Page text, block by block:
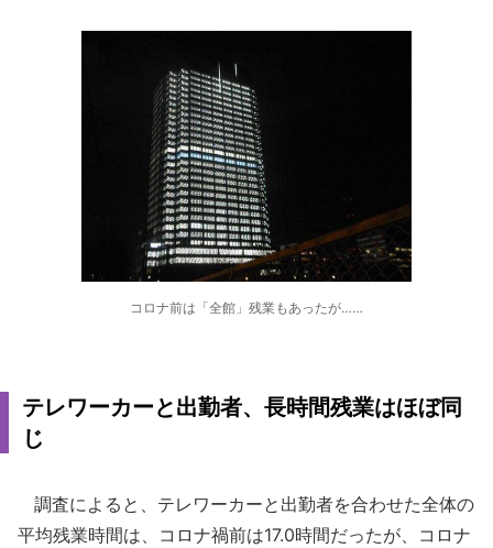
コロナ前は「全館」残業もあったが……
テレワーカーと出勤者、長時間残業はほぼ同
じ
調査によると、テレワーカーと出勤者を合わせた全体の
平均残業時間は、コロナ禍前は17.0時間だったが、コロナ